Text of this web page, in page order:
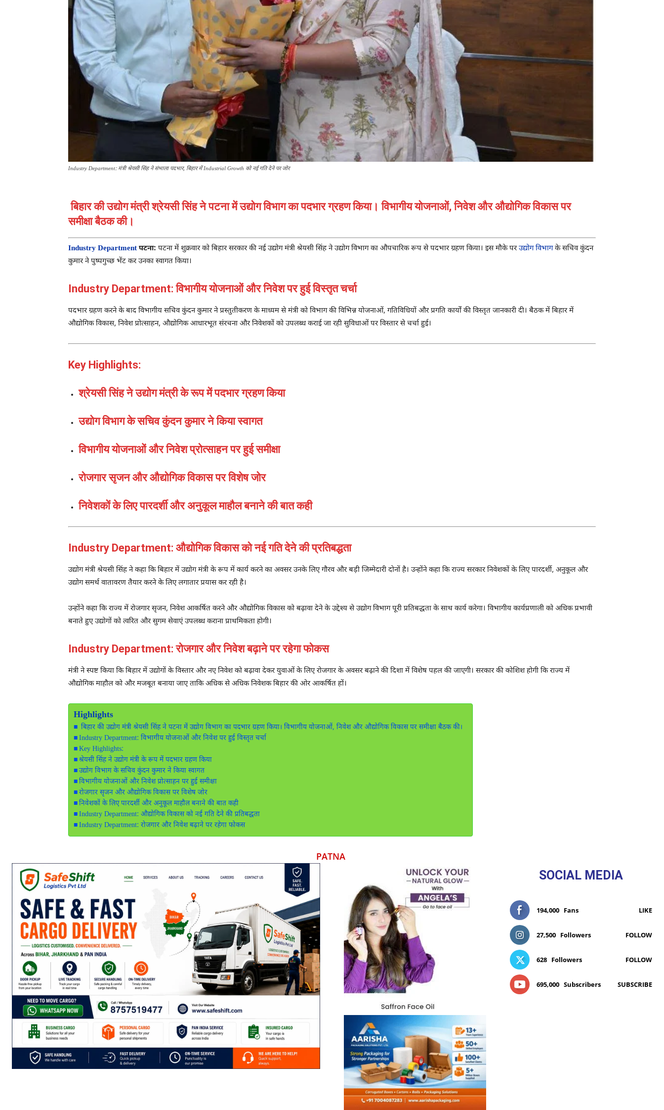
Industry Department: मंत्री श्रेयसी सिंह ने संभाला पदभार, बिहार में Industrial Growth को नई गति देने पर जोर
बिहार की उद्योग मंत्री श्रेयसी सिंह ने पटना में उद्योग विभाग का पदभार ग्रहण किया। विभागीय योजनाओं, निवेश और औद्योगिक विकास पर
समीक्षा बैठक की।
Industry Department पटना: पटना में शुक्रवार को बिहार सरकार की नई उद्योग मंत्री श्रेयसी सिंहने उद्योग विभाग का औपचारिक रूप से पदभार ग्रहण किया। इस मौके परउद्योग विभागके सचिवकुंदन
कुमारने पुष्पगुच्छ भेंट कर उनका स्वागत किया।
Industry Department: विभागीय योजनाओं और निवेश पर हुई विस्तृत चर्चा
पदभार ग्रहण करने के बाद विभागीय सचिवकुंदन कुमारने प्रस्तुतीकरण के माध्यम से मंत्री को विभाग की विभिन्न योजनाओं, गतिविधियों और प्रगति कार्यों की विस्तृत जानकारी दी। बैठक में बिहार में
औद्योगिक विकास, निवेश प्रोत्साहन, औद्योगिक आधारभूत संरचना और निवेशकों को उपलब्ध कराई जा रही सुविधाओं पर विस्तार से चर्चा हुई।
Key Highlights:
श्रेयसी सिंह ने उद्योग मंत्री के रूप में पदभार ग्रहण किया
उद्योग विभाग के सचिव कुंदन कुमार ने किया स्वागत
विभागीय योजनाओं और निवेश प्रोत्साहन पर हुई समीक्षा
रोजगार सृजन और औद्योगिक विकास पर विशेष जोर
निवेशकों के लिए पारदर्शी और अनुकूल माहौल बनाने की बात कही
Industry Department: औद्योगिक विकास को नई गति देने की प्रतिबद्धता
उद्योग मंत्री श्रेयसी सिंहने कहा कि बिहार में उद्योग मंत्री के रूप में कार्य करने का अवसर उनके लिए गौरव और बड़ी जिम्मेदारी दोनों है। उन्होंने कहा कि राज्य सरकार निवेशकों के लिए पारदर्शी, अनुकूल और
उद्योग समर्थ वातावरण तैयार करने के लिए लगातार प्रयास कर रही है।
उन्होंने कहा कि राज्य में रोजगार सृजन, निवेश आकर्षित करने और औद्योगिक विकास को बढ़ावा देने के उद्देश्य से उद्योग विभाग पूरी प्रतिबद्धता के साथ कार्य करेगा। विभागीय कार्यप्रणाली को अधिक प्रभावी
बनाते हुए उद्योगों को त्वरित और सुगम सेवाएं उपलब्ध कराना प्राथमिकता होगी।
Industry Department: रोजगार और निवेश बढ़ाने पर रहेगा फोकस
मंत्री ने स्पष्ट किया कि बिहार में उद्योगों के विस्तार और नए निवेश को बढ़ावा देकर युवाओं के लिए रोजगार के अवसर बढ़ाने की दिशा में विशेष पहल की जाएगी। सरकार की कोशिश होगी कि राज्य में
औद्योगिक माहौल को और मजबूत बनाया जाए ताकि अधिक से अधिक निवेशक बिहार की ओर आकर्षित हों।
Highlights
बिहार की उद्योग मंत्री श्रेयसी सिंह ने पटना में उद्योग विभाग का पदभार ग्रहण किया। विभागीय योजनाओं, निवेश और औद्योगिक विकास पर समीक्षा बैठक की।
Industry Department: विभागीय योजनाओं और निवेश पर हुई विस्तृत चर्चा
Key Highlights:
श्रेयसी सिंह ने उद्योग मंत्री के रूप में पदभार ग्रहण किया
उद्योग विभाग के सचिव कुंदन कुमार ने किया स्वागत
विभागीय योजनाओं और निवेश प्रोत्साहन पर हुई समीक्षा
रोजगार सृजन और औद्योगिक विकास पर विशेष जोर
निवेशकों के लिए पारदर्शी और अनुकूल माहौल बनाने की बात कही
Industry Department: औद्योगिक विकास को नई गति देने की प्रतिबद्धता
Industry Department: रोजगार और निवेश बढ़ाने पर रहेगा फोकस
PATNA
SOCIAL MEDIA
194,000 Fans LIKE
27,500 Followers FOLLOW
628 Followers FOLLOW
695,000 Subscribers SUBSCRIBE